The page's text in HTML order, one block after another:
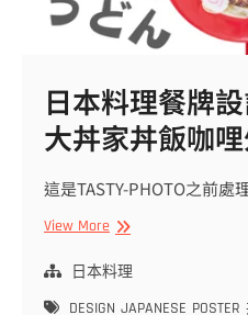
日本料理餐牌
大丼家丼飯咖
這是TASTY-PHOTO之前
View More日
料
日本料理
DESIGN JAPANESE POSTER